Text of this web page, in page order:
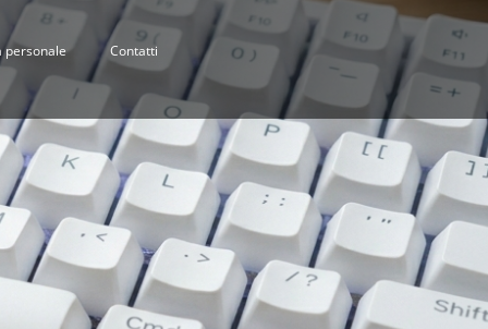
personale Contatti